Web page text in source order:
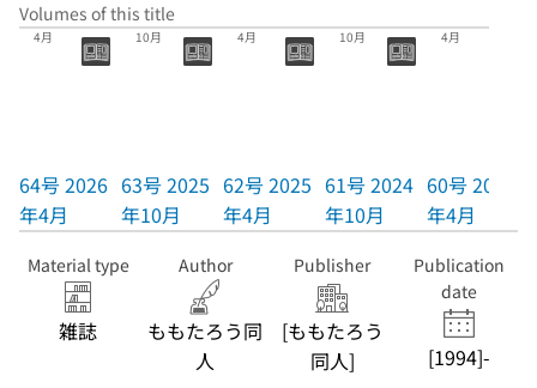
Volumes of this title
64号 2026年
4月
64号 2026
年4月
63号 2025年
10月
63号 2025
年10月
4月
62号 2025
年4月
10月
61号 2024
年10月
4月
60号 2024
年4月
Material type
雑誌
Author
ももたろう同
人
Publisher
[ももたろう
同人]
Publication
date
[1994]-